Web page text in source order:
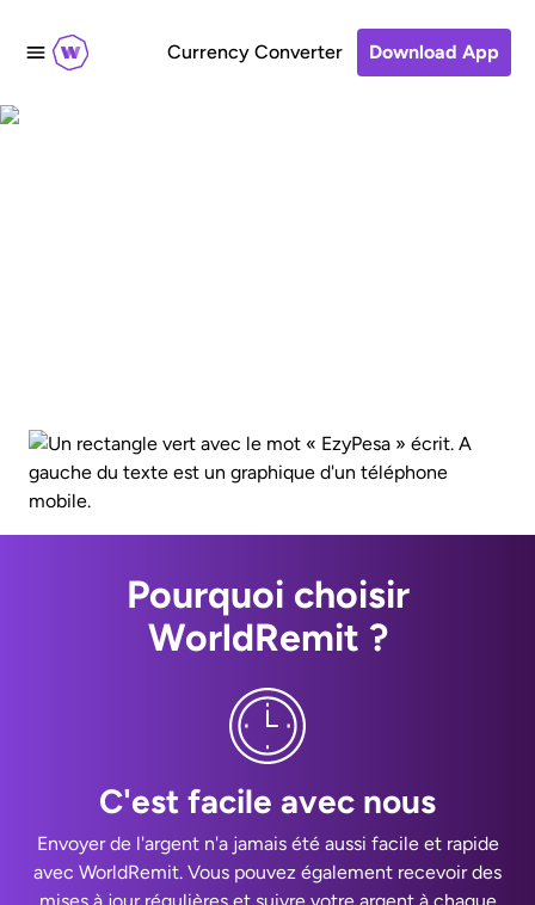
Currency Converter Download App
Pourquoi choisir
WorldRemit ?
C'est facile avec nous
Envoyer de l'argent n'a jamais été aussi facile et rapide
avec WorldRemit. Vous pouvez également recevoir des